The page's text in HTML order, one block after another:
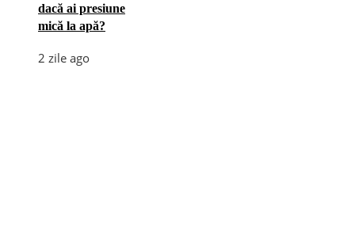
dacă ai presiune
mică la apă?
2 zile ago